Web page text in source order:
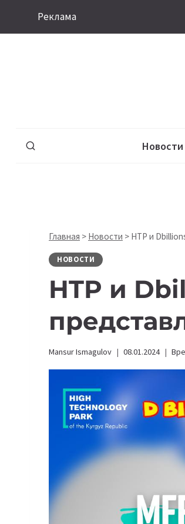
Реклама
Новости
Главная > Новости > HTP и
НОВОСТИ
HTP и
Mansur Ismagulov 08.01.2024